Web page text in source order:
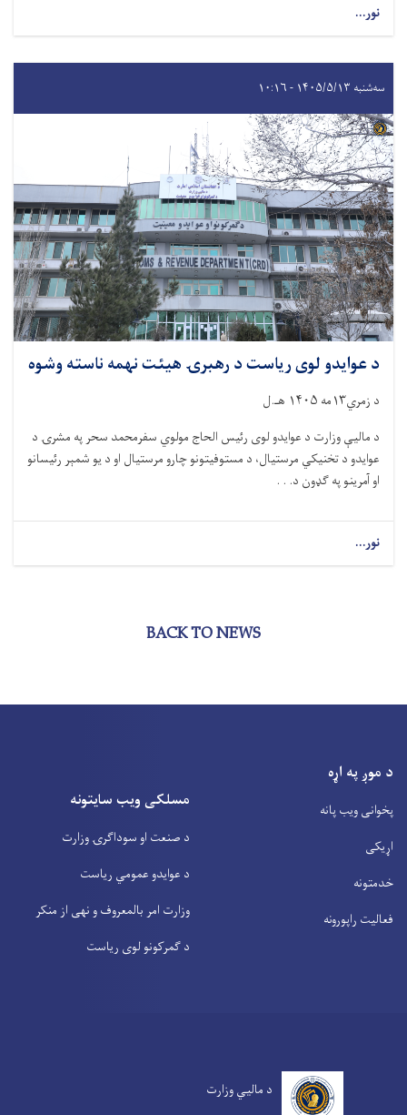
نور...
سه‌شنبه ۱۴۰۵/۵/۱۳ - ۱۰:۱۶
د عوایدو لوی ریاست د رهبرۍ هیئت نهمه ناسته وشوه
د زمري۱۳مه ۱۴۰۵ هـ.ل
د مالیې وزارت د عوایدو لوی رئیس الحاج مولوي سفرمحمد سحر په مشرۍ د
عوایدو د تخنیکي مرستیال، د مستوفیتونو چارو مرستیال او د یو شمېر رئیسانو
او آمرینو په ګډون د. . .
نور...
BACK TO NEWS
د موږ په اړه
پخوانی ویب پانه
اړیکی
خدمتونه
فعالیت راپورونه
مسلکی ویب سایتونه
د صنعت او سوداگرۍ وزارت
د عوایدو عمومي ریاست
وزارت امر بالمعروف و نهی از منکر
د گمرکونو لوی ریاست
د مالیي وزارت